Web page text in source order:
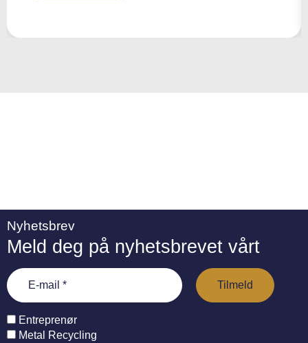
Nyhetsbrev
Meld deg på nyhetsbrevet vårt
Entreprenør
Metal Recycling